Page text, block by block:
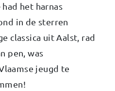
het harnas
in de sterren
classica uit Aalst, rad
pen, was
jeugd te